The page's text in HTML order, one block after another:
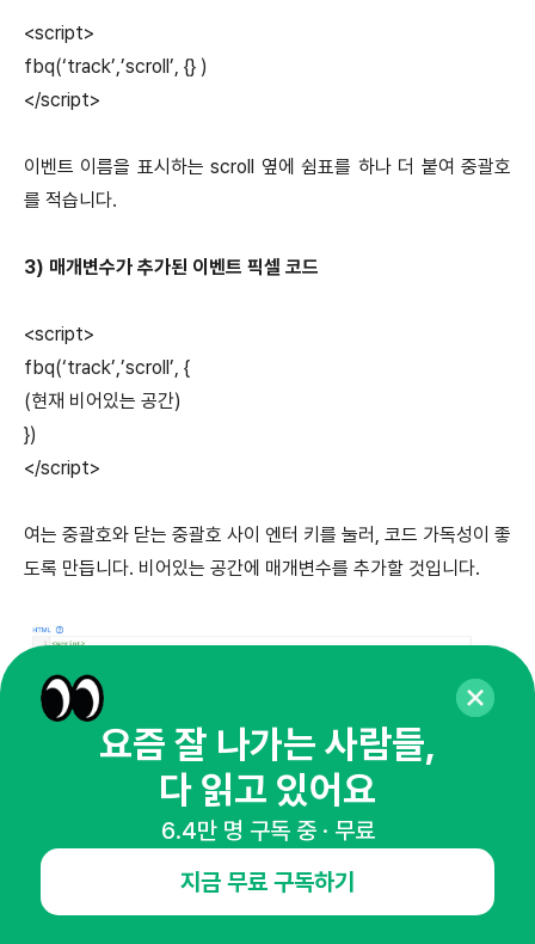
<script>
fbq(‘track’,’scroll’, {} )
</script>
이벤트 이름을 표시하는 scroll 옆에 쉼표를 하나 더 붙여 중괄호
를 적습니다.
3) 매개변수가 추가된 이벤트 픽셀 코드
<script>
fbq(‘track’,’scroll’, {
(현재 비어있는 공간)
})
</script>
여는 중괄호와 닫는 중괄호 사이 엔터 키를 눌러, 코드 가독성이 좋
도록 만듭니다. 비어있는 공간에 매개변수를 추가할 것입니다.
scroll로 값을 담을 키값을 정의하고, 중괄호를 두 개 적습니다. 중
요즘 잘 나가는 사람들,
다 읽고 있어요
6.4만 명 구독 중 · 무료
지금 무료 구독하기